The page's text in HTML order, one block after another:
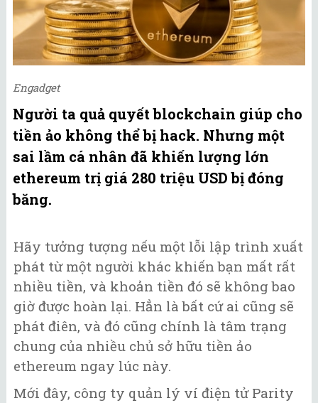
Engadget
Người ta quả quyết blockchain giúp cho
tiền ảo không thể bị hack. Nhưng một
sai lầm cá nhân đã khiến lượng lớn
ethereum trị giá 280 triệu USD bị đóng
băng.
Hãy tưởng tượng nếu một lỗi lập trình xuất
phát từ một người khác khiến bạn mất rất
nhiều tiền, và khoản tiền đó sẽ không bao
giờ được hoàn lại. Hẳn là bất cứ ai cũng sẽ
phát điên, và đó cũng chính là tâm trạng
chung của nhiều chủ sở hữu tiền ảo
ethereum ngay lúc này.
Mới đây, công ty quản lý ví điện tử Parity